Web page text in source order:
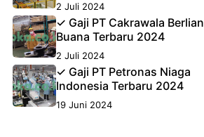
2 Juli 2024
✓ Gaji PT Cakrawala Berlian
Buana Terbaru 2024
2 Juli 2024
✓ Gaji PT Petronas Niaga
Indonesia Terbaru 2024
19 Juni 2024